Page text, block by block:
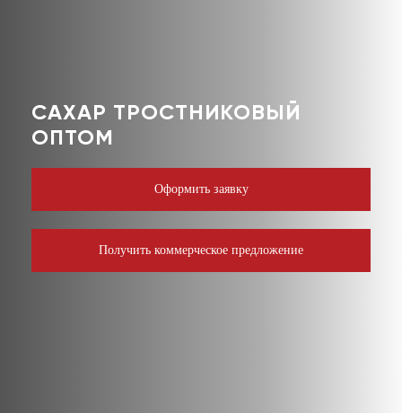
САХАР ТРОСТНИКОВЫЙ
ОПТОМ
Оформить заявку
Получить коммерческое предложение